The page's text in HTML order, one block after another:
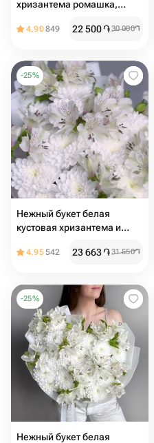
хризантема ромашка,
4.90849 22 500֏30 000֏
-25%
Нежный букет белая
кустовая хризантема и
4.95542 23 663֏31 550֏
-25%
Нежный букет белая